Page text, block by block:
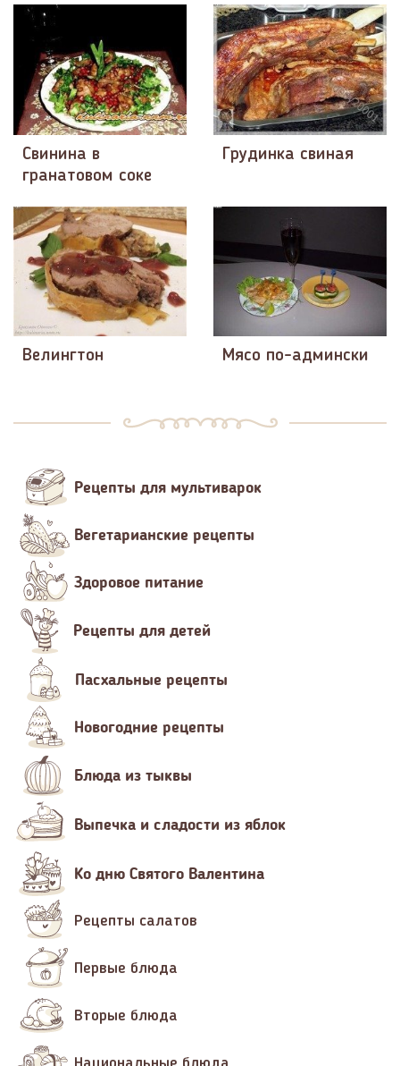
Свинина в
гранатовом соке
Грудинка свиная
Велингтон Мясо по-админски
Рецепты для мультиварок
Вегетарианские рецепты
Здоровое питание
Рецепты для детей
Пасхальные рецепты
Новогодние рецепты
Блюда из тыквы
Выпечка и сладости из яблок
Ко дню Святого Валентина
Рецепты салатов
Первые блюда
Вторые блюда